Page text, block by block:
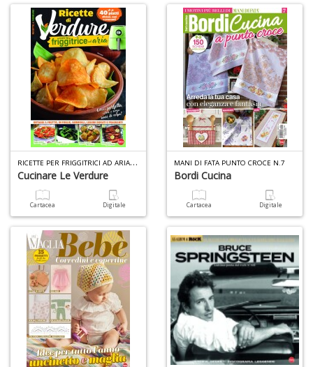
R
ICETTE PER FRIGGITRICI AD ARIA SPECIALE N.5
Cucinare Le Verdure
Cartacea Digitale
MANI DI FATA PUNTO CROCE N.7
Bordi Cucina
Cartacea Digitale